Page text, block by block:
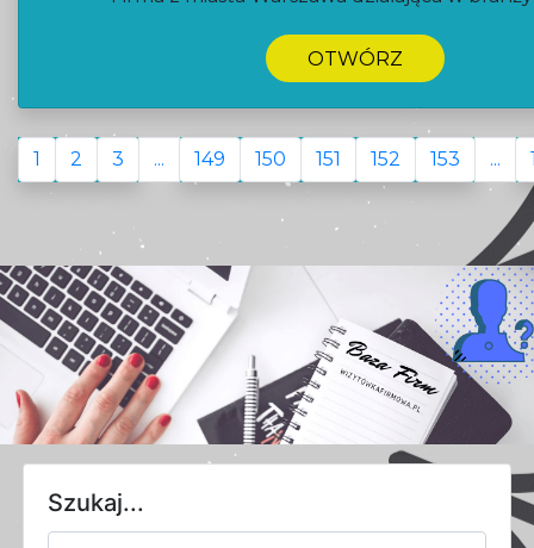
OTWÓRZ
1 2 3 ... 149 150 151 152 153 ...
Szukaj...